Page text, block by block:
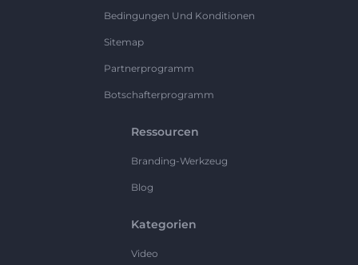
Bedingungen Und Konditionen
Sitemap
Partnerprogramm
Botschafterprogramm
Ressourcen
Branding-Werkzeug
Blog
Kategorien
Video